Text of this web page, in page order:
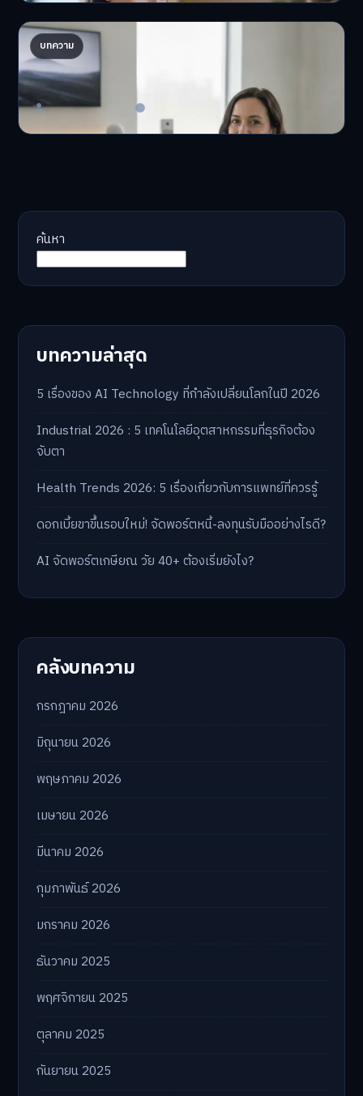
บทความ
AI จัดพอร์ตให้ปัง! เทรนด์ลงทุนยุคใหม่ ไม่ต้องเฝ้า
จอ
AI จัดพอร์ตให้ปัง! หมด…
Master Bussiness 23 มิถุนายน 2026
ค้นหา
บทความล่าสุด
5 เรื่องของ AI Technology ที่กำลังเปลี่ยนโลกในปี 2026
Industrial 2026 : 5 เทคโนโลยีอุตสาหกรรมที่ธุรกิจต้อง
จับตา
Health Trends 2026: 5 เรื่องเกี่ยวกับการแพทย์ที่ควรรู้
ดอกเบี้ยขาขึ้นรอบใหม่! จัดพอร์ตหนี้-ลงทุนรับมืออย่างไรดี?
AI จัดพอร์ตเกษียณ วัย 40+ ต้องเริ่มยังไง?
คลังบทความ
กรกฎาคม 2026
มิถุนายน 2026
พฤษภาคม 2026
เมษายน 2026
มีนาคม 2026
กุมภาพันธ์ 2026
มกราคม 2026
ธันวาคม 2025
พฤศจิกายน 2025
ตุลาคม 2025
กันยายน 2025